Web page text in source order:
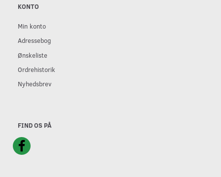
KONTO
Min konto
Adressebog
Ønskeliste
Ordrehistorik
Nyhedsbrev
FIND OS PÅ